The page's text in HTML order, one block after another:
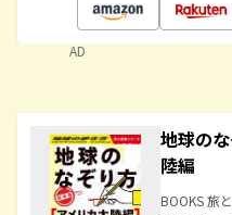
AD
地球の
陸編
BOOKS 旅